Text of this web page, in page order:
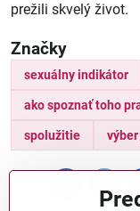
prežili skvelý život.
Značky
sexuálny indikátor
ako spoznať toho
spolužitie
FacebookTwitter